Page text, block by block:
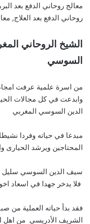
معالج روحاني الدفع بعد
روحاني الدفع بعد العلاج,
الشيخ الروحاني
السوسي
من اسرة علمية عرفت
وابدعت في كل مجالات
الدين السوسي المغربي
مبدعا في حياته وفردا
المحتاجين ويرشد الحيارى
سيف الدين السوسي سليل
فلا يدخر جهدا في اسعاد
فقد بدأ حياته العملية من
الشريف الأدريسي من اهل